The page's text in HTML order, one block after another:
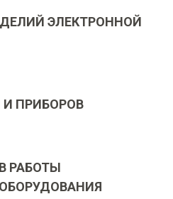
ЭЛЕКТРОННОЙ
И ПРИБОРОВ
РАБОТЫ